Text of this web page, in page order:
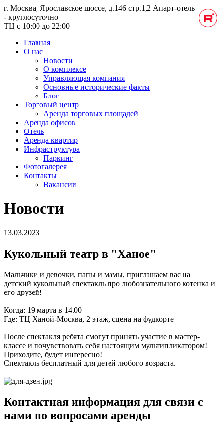
г. Москва, Ярославское шоссе, д.146 стр.1,2 Апарт-отель
- круглосуточно
ТЦ с 10:00 до 22:00
Главная
О нас
Новости
О комплексе
Управляющая компания
Основные исторические факты
Блог
Торговый центр
Аренда торговых площадей
Аренда офисов
Отель
Аренда квартир
Инфраструктура
Паркинг
Фотогалерея
Контакты
Вакансии
Новости
13.03.2023
Кукольный театр в "Ханое"
Мальчики и девочки, папы и мамы, приглашаем вас на
детский кукольный спектакль про любознательного котенка и
его друзей!
Когда: 19 марта в 14.00
Где: ТЦ Ханой-Москва, 2 этаж, сцена на фудкорте
После спектакля ребята смогут принять участие в мастер-
классе и почувствовать себя настоящим мультипликатором!
Приходите, будет интересно!
Спектакль бесплатный для детей любого возраста.
Контактная информация для связи с
нами по вопросами аренды